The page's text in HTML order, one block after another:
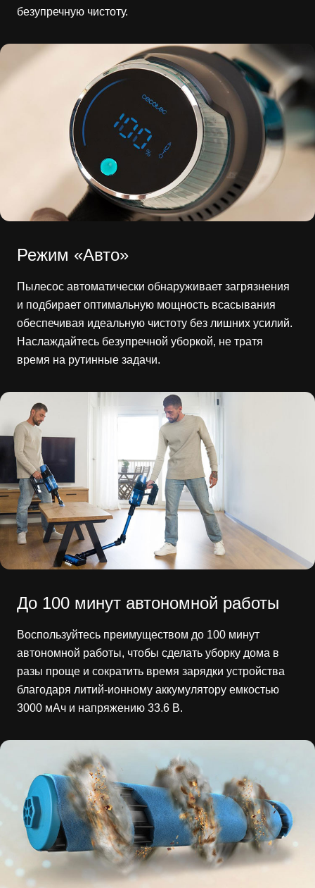
безупречную чистоту.
Режим «Авто»
Пылесос автоматически обнаруживает загрязнения
и подбирает оптимальную мощность всасывания
обеспечивая идеальную чистоту без лишних усилий.
Наслаждайтесь безупречной уборкой, не тратя
время на рутинные задачи.
До 100 минут автономной работы
Воспользуйтесь преимуществом до 100 минут
автономной работы, чтобы сделать уборку дома в
разы проще и сократить время зарядки устройства
благодаря литий-ионному аккумулятору емкостью
3000 мАч и напряжению 33.6 В.